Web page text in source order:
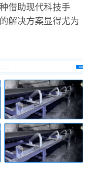
借助现代科技手
解决方案显得尤为